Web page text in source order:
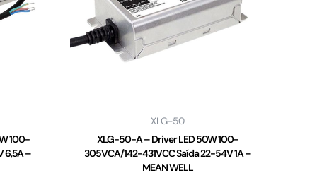
100-
6,5A –
XLG-50
XLG-50-A – Driver LED 50W 100-
305VCA/142-431VCC Saída 22-54V 1A –
MEAN WELL